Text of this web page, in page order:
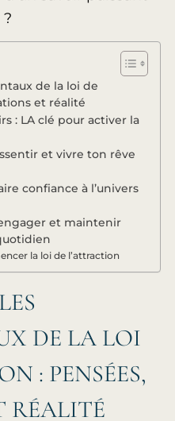
de la loi de
et réalité
: LA clé pour activer la
et vivre ton rêve
confiance à l’univers
et maintenir
la loi de l’attraction
DE LA LOI
: PENSÉES,
RÉALITÉ